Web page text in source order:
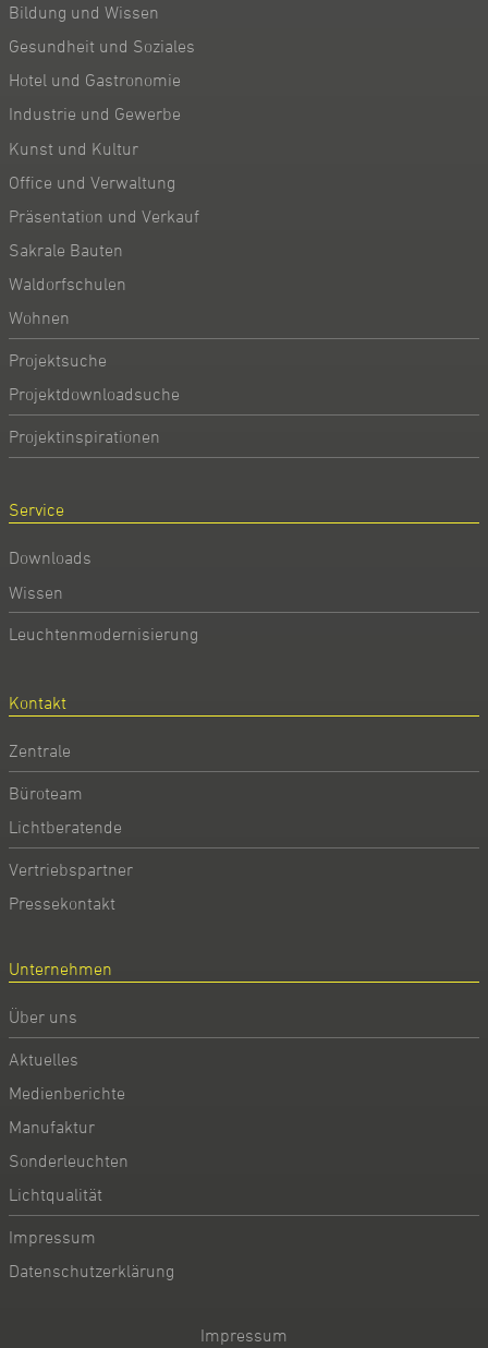
Bildung und Wissen
Gesundheit und Soziales
Hotel und Gastronomie
Industrie und Gewerbe
Kunst und Kultur
Office und Verwaltung
Präsentation und Verkauf
Sakrale Bauten
Waldorfschulen
Wohnen
Projektsuche
Projektdownloadsuche
Projektinspirationen
Service
Downloads
Wissen
Leuchtenmodernisierung
Kontakt
Zentrale
Büroteam
Lichtberatende
Vertriebspartner
Pressekontakt
Unternehmen
Über uns
Aktuelles
Medienberichte
Manufaktur
Sonderleuchten
Lichtqualität
Impressum
Datenschutzerklärung
Impressum